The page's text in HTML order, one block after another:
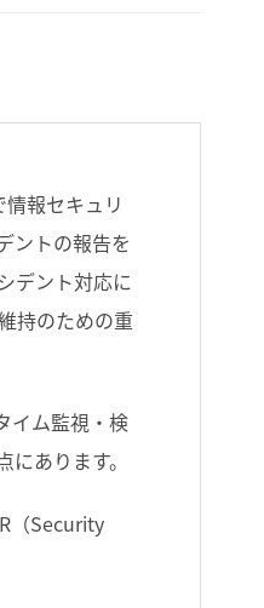
報セキュリ
ントの報告を
デント対応に
持のための重
イム監視・検
あります。
（Security